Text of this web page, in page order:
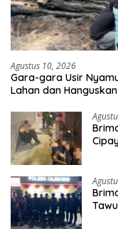
Agustus 10, 2026
Gara-gara Usir
Lahan dan